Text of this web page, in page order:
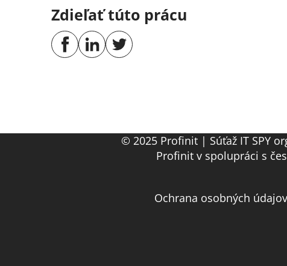
Zdieľať túto prácu
© 2025 Profinit | Súťaž IT SPY
Profinit v spolupráci s
Ochrana osobných údajov